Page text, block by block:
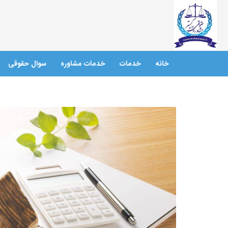
خانه خدمات خدمات مشاوره سوال حقوقی